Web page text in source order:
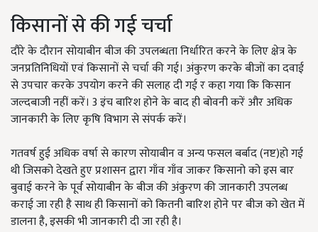
किसानों से की गई चर्चा
दौरे के दौरान सोयाबीन बीज की उपलब्धता निर्धारित करने के लिए क्षेत्र के
जनप्रतिनिधियों एवं किसानों से चर्चा की गई। अंकुरण करके बीजों का दवाई
से उपचार करके उपयोग करने की सलाह दी गई र कहा गया कि किसान
जल्दबाजी नहीं करें। 3 इंच बारिश होने के बाद ही बोवनी करें और अधिक
जानकारी के लिए कृषि विभाग से संपर्क करें।
गतवर्ष हुई अधिक वर्षा से कारण सोयाबीन व अन्य फसल बर्बाद (नष्ट)हो गई
थी जिसको देखते हुए प्रशासन द्वारा गाँव गाँव जाकर किसानो को इस बार
बुवाई करने के पूर्व सोयाबीन के बीज की अंकुरण की जानकारी उपलब्ध
कराई जा रही है साथ ही किसानों को कितनी बारिश होने पर बीज को खेत में
डालना है, इसकी भी जानकारी दी जा रही है।